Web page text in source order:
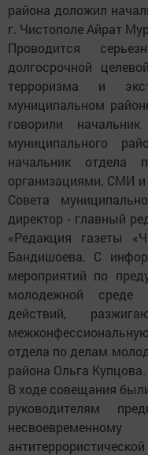
района доложил
г. Чистополе Айрат
Проводится
долгосрочной
терроризма и
муниципальном
говорили
муниципального
начальник отдела
организациями, СМИ
Совета
директор - главный
«Редакция газеты
Бандишоева. С
мероприятий по
молодежной среде
действий,
отдела по делам
района Ольга Купцова.
В ходе совещания
руководителям